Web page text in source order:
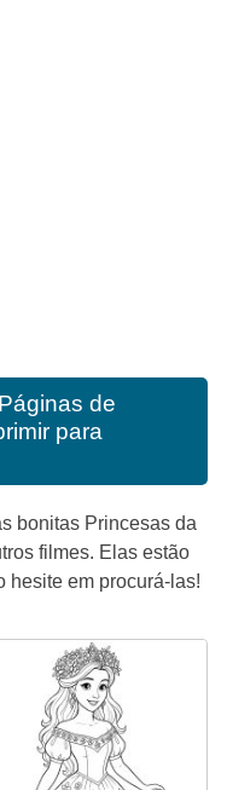
Páginas de
para
bonitas Princesas da
filmes. Elas estão
hesite em procurá-las!